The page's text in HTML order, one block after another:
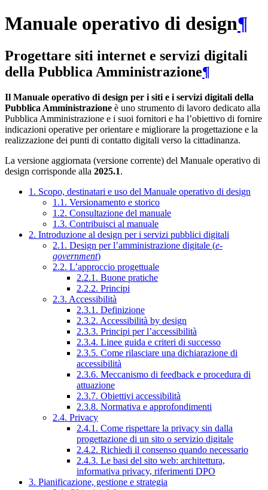
Manuale operativo di design¶
Progettare siti internet e servizi digitali
della Pubblica Amministrazione¶
Il Manuale operativo di design per i siti e i servizi digitali della
Pubblica Amministrazione è uno strumento di lavoro dedicato alla
Pubblica Amministrazione e i suoi fornitori e ha l’obiettivo di fornire
indicazioni operative per orientare e migliorare la progettazione e la
realizzazione dei punti di contatto digitali verso la cittadinanza.
La versione aggiornata (versione corrente) del Manuale operativo di
design corrisponde alla 2025.1.
1. Scopo, destinatari e uso del Manuale operativo di design
1.1. Versionamento e storico
1.2. Consultazione del manuale
1.3. Contribuisci al manuale
2. Introduzione al design per i servizi pubblici digitali
2.1. Design per l’amministrazione digitale (e-
government)
2.2. L’approccio progettuale
2.2.1. Buone pratiche
2.2.2. Principi
2.3. Accessibilità
2.3.1. Definizione
2.3.2. Accessibilità by design
2.3.3. Principi per l’accessibilità
2.3.4. Linee guida e criteri di successo
2.3.5. Come rilasciare una dichiarazione di
accessibilità
2.3.6. Meccanismo di feedback e procedura di
attuazione
2.3.7. Obiettivi accessibilità
2.3.8. Normativa e approfondimenti
2.4. Privacy
2.4.1. Come rispettare la privacy sin dalla
progettazione di un sito o servizio digitale
2.4.2. Richiedi il consenso quando necessario
2.4.3. Le basi del sito web: architettura,
informativa privacy, riferimenti DPO
3. Pianificazione, gestione e strategia